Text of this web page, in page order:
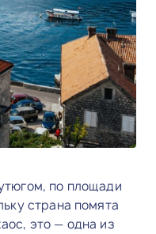
по площади
страна помята
это — одна из